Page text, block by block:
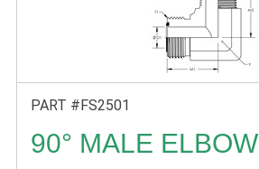
PART #FS2501
90° MALE ELBOW